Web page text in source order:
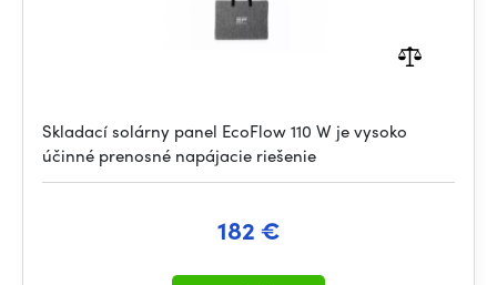
Skladací solárny panel EcoFlow 110 W je vysoko
účinné prenosné napájacie riešenie
182 €